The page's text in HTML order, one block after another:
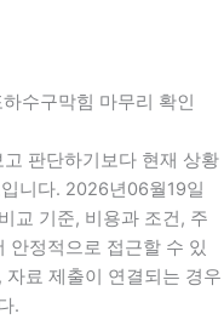
수구막힘 마무리 확인
판단하기보다 현재 상황
니다. 2026년06월19일
교 기준, 비용과 조건, 주
안정적으로 접근할 수 있
료 제출이 연결되는 경우
.